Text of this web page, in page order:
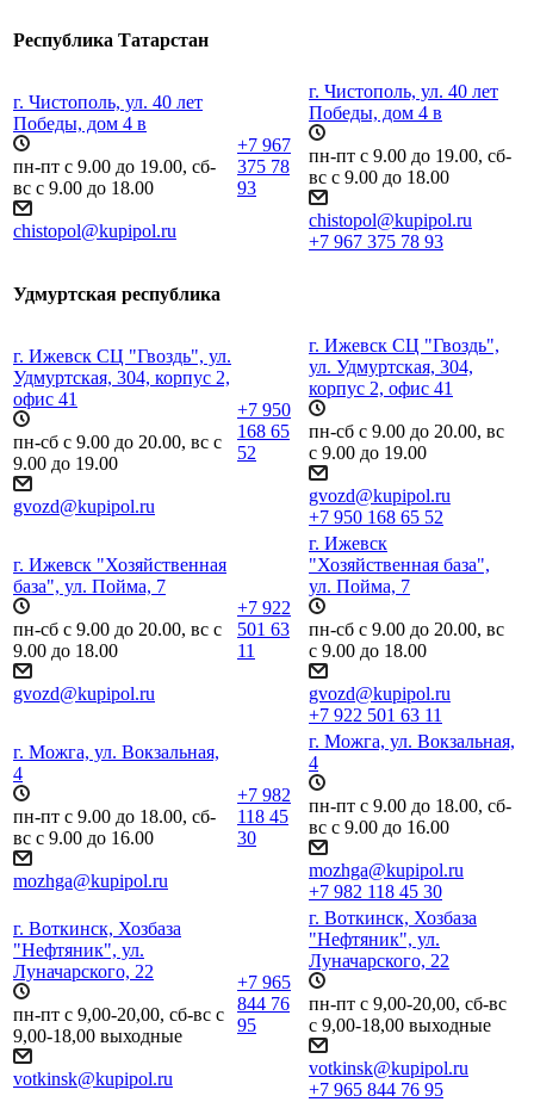
Республика Татарстан
г. Чистополь, ул. 40 лет
Победы, дом 4 в
пн-пт с 9.00 до 19.00, сб-
вс с 9.00 до 18.00
chistopol@kupipol.ru
+7 967
375 78
93
г. Чистополь, ул. 40 лет
Победы, дом 4 в
пн-пт с 9.00 до 19.00, сб-
вс с 9.00 до 18.00
chistopol@kupipol.ru
+7 967 375 78 93
Удмуртская республика
г. Ижевск СЦ "Гвоздь", ул.
Удмуртская, 304, корпус 2,
офис 41
пн-сб с 9.00 до 20.00, вс с
9.00 до 19.00
gvozd@kupipol.ru
+7 950
168 65
52
г. Ижевск СЦ "Гвоздь",
ул. Удмуртская, 304,
корпус 2, офис 41
пн-сб с 9.00 до 20.00, вс
с 9.00 до 19.00
gvozd@kupipol.ru
+7 950 168 65 52
г. Ижевск "Хозяйственная
база", ул. Пойма, 7
пн-сб с 9.00 до 20.00, вс с
9.00 до 18.00
gvozd@kupipol.ru
+7 922
501 63
11
г. Ижевск
"Хозяйственная база",
ул. Пойма, 7
пн-сб с 9.00 до 20.00, вс
с 9.00 до 18.00
gvozd@kupipol.ru
+7 922 501 63 11
г. Можга, ул. Вокзальная,
4
пн-пт с 9.00 до 18.00, сб-
вс с 9.00 до 16.00
mozhga@kupipol.ru
+7 982
118 45
30
г. Можга, ул. Вокзальная,
4
пн-пт с 9.00 до 18.00, сб-
вс с 9.00 до 16.00
mozhga@kupipol.ru
+7 982 118 45 30
г. Воткинск, Хозбаза
"Нефтяник", ул.
Луначарского, 22
пн-пт с 9,00-20,00, сб-вс с
9,00-18,00 выходные
votkinsk@kupipol.ru
+7 965
844 76
95
г. Воткинск, Хозбаза
"Нефтяник", ул.
Луначарского, 22
пн-пт с 9,00-20,00, сб-вс
с 9,00-18,00 выходные
votkinsk@kupipol.ru
+7 965 844 76 95